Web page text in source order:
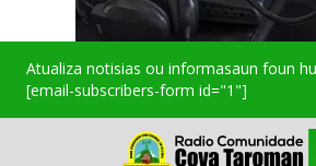
Atualiza notisias ou informasaun foun
[email-subscribers-form id="1"]